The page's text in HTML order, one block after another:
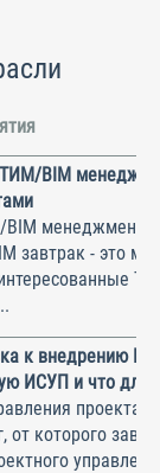
BIM
менеджмент и
завтрак - это
к внедрению
ИСУП и что для
от которого